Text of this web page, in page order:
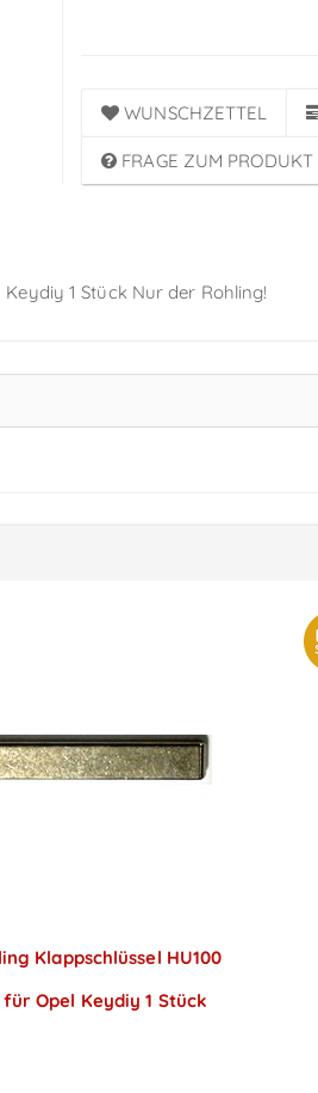
WUNSCHZETTEL
FRAGE ZUM PRODUKT
1 Stück Nur der Rohling!
Klappschlüssel HU100
Opel Keydiy 1 Stück